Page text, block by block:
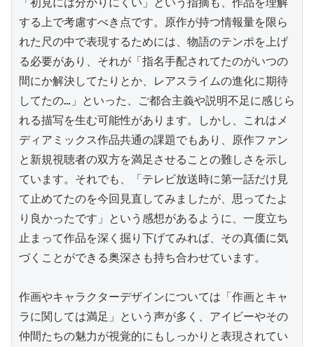
する上で考慮すべき点です。原作が持つ情報量を限ら
れた尺の中で表現するためには、物語のテンポを上げ
る必要があり、それが「指名手配されてたのがいつの
間にか解決してたりとか、レアスライムの進化に期待
してたの…」といった、ご都合主義や説明不足に感じら
れる描写を生む可能性があります。しかし、これはメ
ディアミックス作品共通の課題でもあり、原作ファン
と新規視聴者の双方を満足させることの難しさを示し
ています。それでも、「テレビ放送時に第一話だけ見
て止めてたのを今回見直してみましたが、思ってたよ
り良かったです」という感想があるように、一度立ち
止まって作品を深く掘り下げてみれば、その真価に気
づくことができる奥深さも持ち合わせています。
作画やキャラクターデザインについては「作画とキャ
ラに関しては満足」という声が多く、アイビーやその
仲間たちの魅力が視覚的にもしっかりと表現されてい